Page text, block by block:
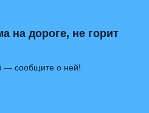
на дороге, не горит
— сообщите о ней!